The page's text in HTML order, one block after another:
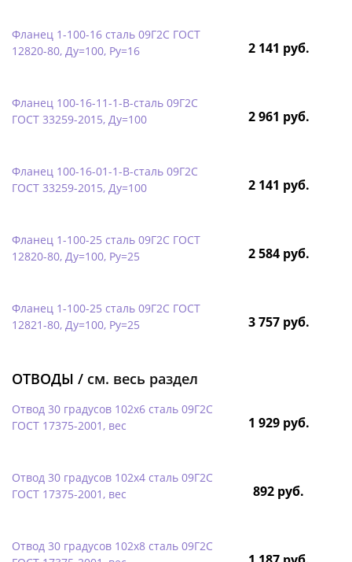
Фланец 1-100-16 сталь 09Г2С ГОСТ
12820-80, Ду=100, Ру=16
2 141 руб.
Фланец 100-16-11-1-B-сталь 09Г2С
ГОСТ 33259-2015, Ду=100
2 961 руб.
Фланец 100-16-01-1-B-сталь 09Г2С
ГОСТ 33259-2015, Ду=100
2 141 руб.
Фланец 1-100-25 сталь 09Г2С ГОСТ
12820-80, Ду=100, Ру=25
2 584 руб.
Фланец 1-100-25 сталь 09Г2С ГОСТ
12821-80, Ду=100, Ру=25
3 757 руб.
ОТВОДЫ / см. весь раздел
Отвод 30 градусов 102х6 сталь 09Г2С
ГОСТ 17375-2001, вес
1 929 руб.
Отвод 30 градусов 102х4 сталь 09Г2С
ГОСТ 17375-2001, вес
892 руб.
Отвод 30 градусов 102х8 сталь 09Г2С